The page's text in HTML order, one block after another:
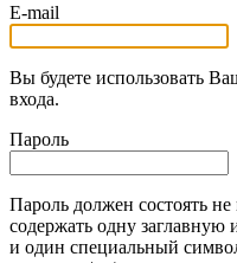
E-mail
Вы будете использовать
входа.
Пароль
Пароль должен состоять
содержать одну
и один специальный